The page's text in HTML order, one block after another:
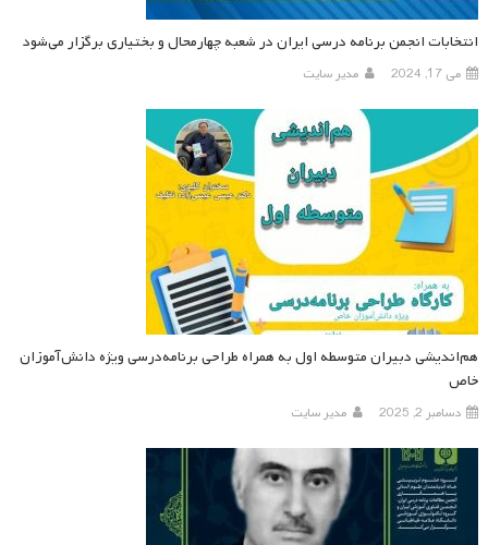
انتخابات انجمن برنامه درسی ایران در شعبه چهارمحال و بختیاری برگزار می‌شود
می 17, 2024 مدیر سایت
هم‌اندیشی دبیران متوسطه اول به همراه طراحی برنامه‌درسی ویژه دانش‌آموزان
خاص
دسامبر 2, 2025 مدیر سایت